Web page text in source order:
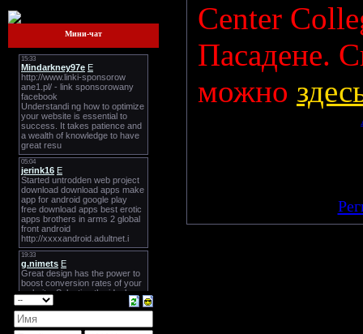
Мини-чат
Center
Пасадене.
можно